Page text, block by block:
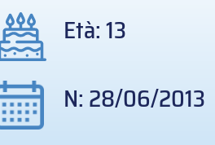
Età: 13
N: 28/06/2013